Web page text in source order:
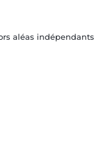
aléas indépendants